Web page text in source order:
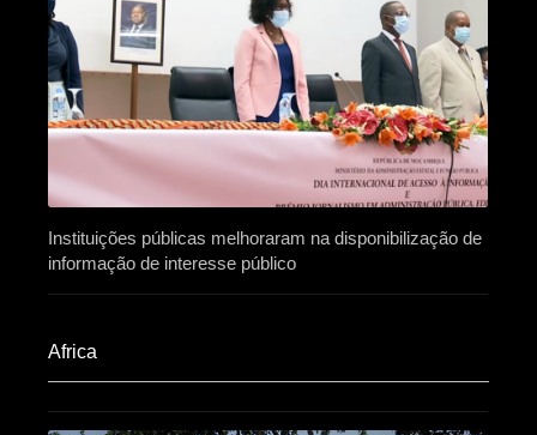
Instituições públicas melhoraram na disponibilização de
informação de interesse público
Africa​